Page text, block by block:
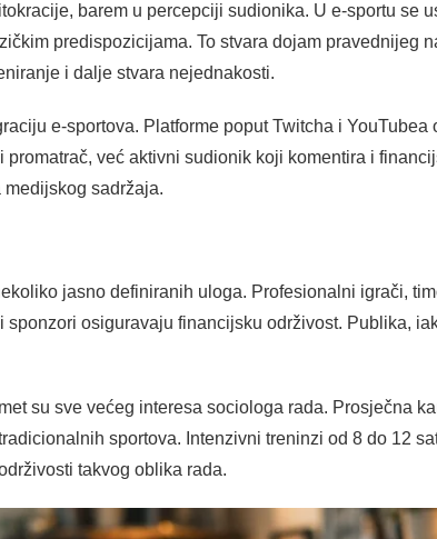
barem u percepciji sudionika. U e-sportu se
predispozicijama. To stvara dojam pravednijeg
i dalje stvara nejednakosti.
e-sportova. Platforme poput Twitcha i
već aktivni sudionik koji komentira i
sadržaja.
jasno definiranih uloga. Profesionalni igrači,
osiguravaju financijsku održivost. Publika,
su sve većeg interesa sociologa rada. Prosječna
sportova. Intenzivni treninzi od 8 do 12
takvog oblika rada.